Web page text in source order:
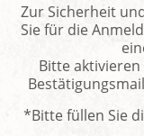
Zur Sicherheit
Sie für die
Bitte
*Bitte füllen Sie